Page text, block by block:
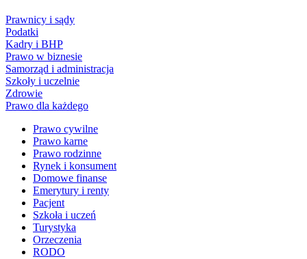
Prawnicy i sądy
Podatki
Kadry i BHP
Prawo w biznesie
Samorząd i administracja
Szkoły i uczelnie
Zdrowie
Prawo dla każdego
Prawo cywilne
Prawo karne
Prawo rodzinne
Rynek i konsument
Domowe finanse
Emerytury i renty
Pacjent
Szkoła i uczeń
Turystyka
Orzeczenia
RODO